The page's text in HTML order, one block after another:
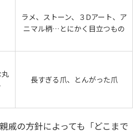
ラメ、ストーン、３Dアート、ア
ニマル柄…とにかく目立つもの
長すぎる爪、とんがった爪
戚の方針によっても「どこまで